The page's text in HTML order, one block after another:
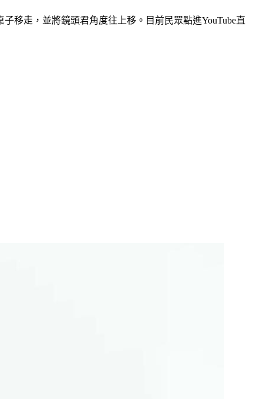
移走，並將鏡頭君角度往上移。目前民眾點進YouTube直